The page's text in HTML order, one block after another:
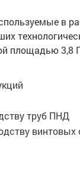
в
площадью
труб ПНД
винтовых